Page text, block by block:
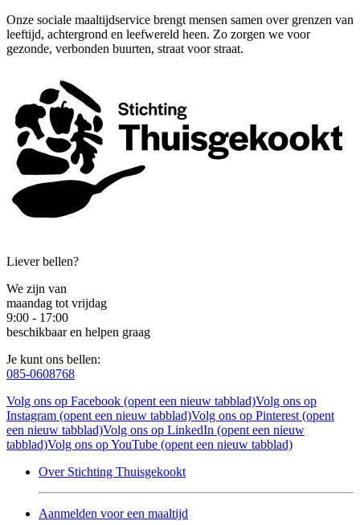
Onze sociale maaltijdservice brengt mensen samen over grenzen van
leeftijd, achtergrond en leefwereld heen. Zo zorgen we voor
gezonde, verbonden buurten, straat voor straat.
Liever bellen?
We zijn van
maandag tot vrijdag
9:00 - 17:00
beschikbaar en helpen graag
Je kunt ons bellen:
085-0608768
Volg ons op Facebook (opent een nieuw tabblad)Volg ons op
Instagram (opent een nieuw tabblad)Volg ons op Pinterest (opent
een nieuw tabblad)Volg ons op LinkedIn (opent een nieuw
tabblad)Volg ons op YouTube (opent een nieuw tabblad)
Over Stichting Thuisgekookt
Aanmelden voor een maaltijd